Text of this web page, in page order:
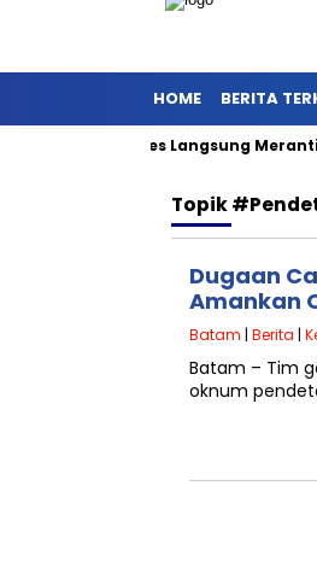
HOME BERITA
Akses Langsung
Topik
Dugaan
Amankan
Batam | Berita |
Batam – Tim
oknum